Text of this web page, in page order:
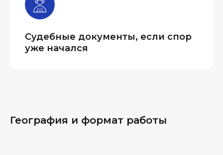
Судебные документы, если спор
уже начался
География и формат работы